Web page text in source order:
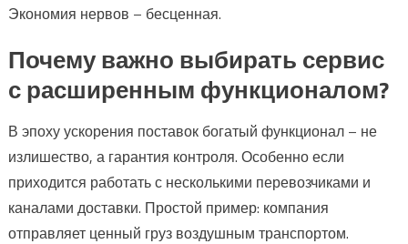
Экономия нервов – бесценная.
Почему важно выбирать сервис
с расширенным функционалом?
В эпоху ускорения поставок богатый функционал – не
излишество, а гарантия контроля. Особенно если
приходится работать с несколькими перевозчиками и
каналами доставки. Простой пример: компания
отправляет ценный груз воздушным транспортом.